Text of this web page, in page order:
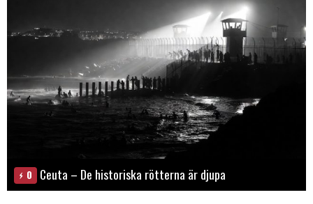
0 Ceuta – De historiska rötterna är djupa